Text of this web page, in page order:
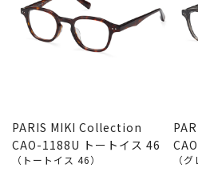
PARIS MIKI Collection
CAO-1188U トートイス 46
（トートイス 46） （